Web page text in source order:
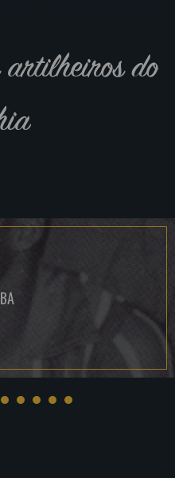
artilheiros do